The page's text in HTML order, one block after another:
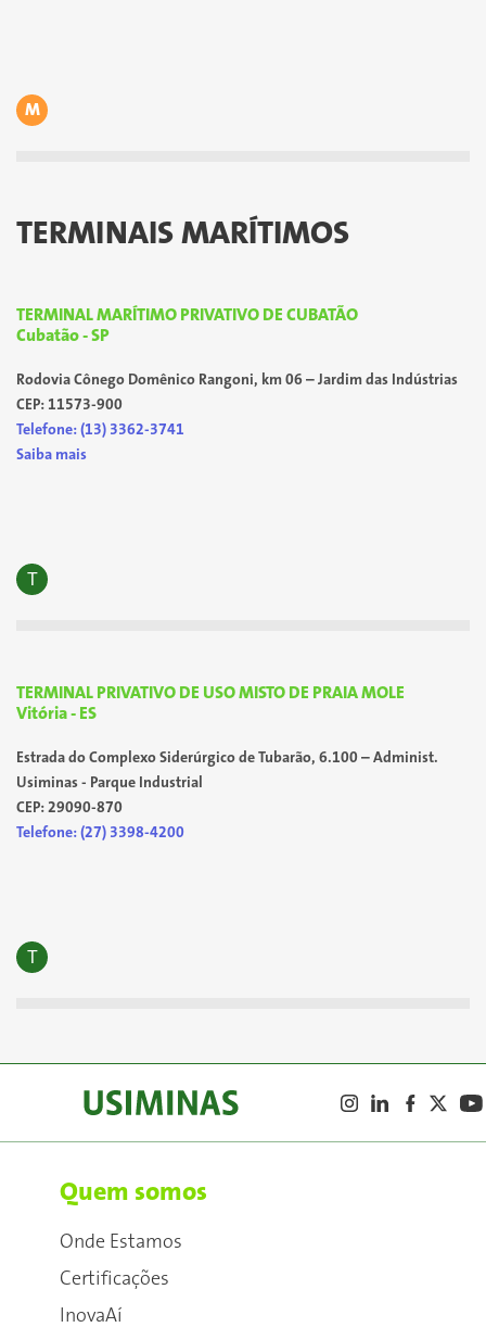
M
TERMINAIS MARÍTIMOS
TERMINAL MARÍTIMO PRIVATIVO DE CUBATÃO
Cubatão - SP
Rodovia Cônego Domênico Rangoni, km 06 – Jardim das Indústrias
CEP: 11573-900
Telefone: (13) 3362-3741
Saiba mais
T
TERMINAL PRIVATIVO DE USO MISTO DE PRAIA MOLE
Vitória - ES
Estrada do Complexo Siderúrgico de Tubarão, 6.100 – Administ.
Usiminas - Parque Industrial
CEP: 29090-870
Telefone: (27) 3398-4200
T
Quem somos
Onde Estamos
Certificações
InovaAí